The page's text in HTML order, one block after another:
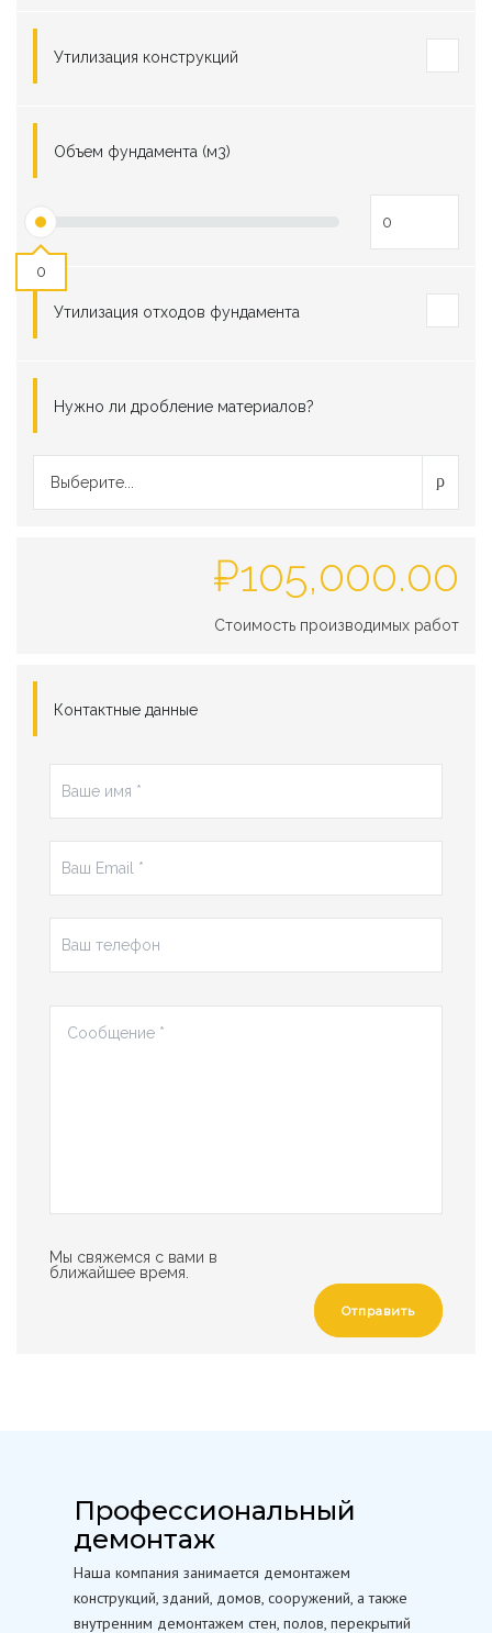
Утилизация конструкций
Объем фундамента (м3)
0
Утилизация отходов фундамента
Нужно ли дробление материалов?
Выберите...
₽105,000.00
Стоимость производимых работ
Контактные данные
Мы свяжемся с вами в
ближайшее время.
Отправить
Профессиональный
демонтаж
Наша компания занимается демонтажем
конструкций, зданий, домов, сооружений, а также
внутренним демонтажем стен, полов, перекрытий